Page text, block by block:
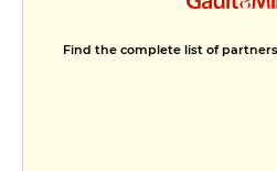
Find the complete list of